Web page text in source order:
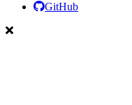
GitHub